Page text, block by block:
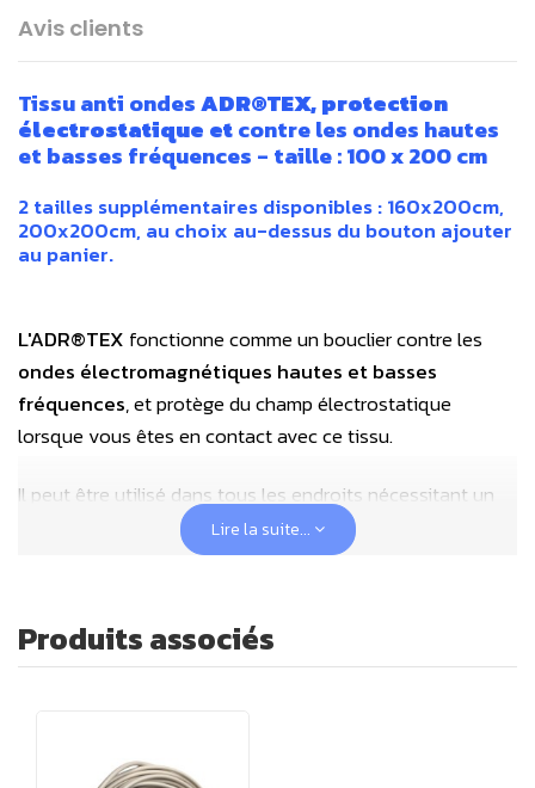
Avis clients
Tissu anti ondesADR®TEX, protection
électrostatique etcontre les ondes hautes
et basses fréquences - taille : 100 x 200 cm
2 tailles supplémentaires disponibles : 160x200cm,
200x200cm, au choix au-dessus du bouton ajouter
au panier.
L'ADR®TEX fonctionne comme un bouclier contre les
ondes électromagnétiques hautes et basses
fréquences, et protège du champ électrostatique
lorsque vous êtes en contact avec ce tissu.
Il peut être utilisé dans tous les endroits nécessitant un
blindage électromagnétique pour bloquer l'influence des
champs électriques de basses fréquences, et des champs
Cetissu anti ondess'applique particulièrement aux
Il peut être placé sous le matelas, dans la housse de
Lire la suite...
Produits associés